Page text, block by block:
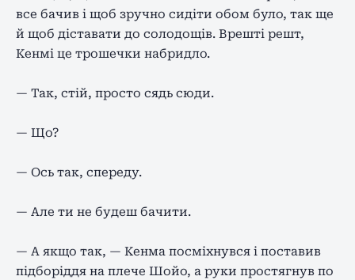
все бачив і щоб зручно сидіти обом було, так ще
й щоб діставати до солодощів. Врешті решт,
Кенмі це трошечки набридло.
— Так, стій, просто сядь сюди.
— Що?
— Ось так, спереду.
— Але ти не будеш бачити.
— А якщо так, — Кенма посміхнувся і поставив
підборіддя на плече Шойо, а руки простягнув по